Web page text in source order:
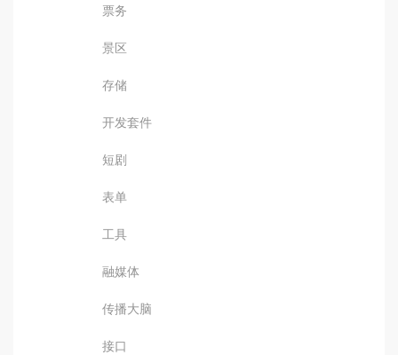
票务
景区
存储
开发套件
短剧
表单
工具
融媒体
传播大脑
接口